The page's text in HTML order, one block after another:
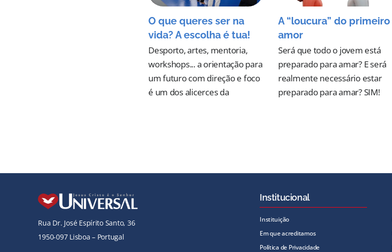
O que queres ser na
vida? A escolha é tua!
Desporto, artes, mentoria,
workshops... a orientação para
um futuro com direção e foco
é um dos alicerces da
A “loucura” do primeiro
amor
Será que todo o jovem está
preparado para amar? E será
realmente necessário estar
preparado para amar? SIM!
Rua Dr. José Espírito Santo, 36
1950-097 Lisboa – Portugal
Institucional
Instituição
Em que acreditamos
Política de Privacidade